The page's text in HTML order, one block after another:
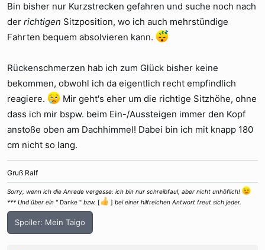
Bin bisher nur Kurzstrecken gefahren und suche noch nach
der richtigen Sitzposition, wo ich auch mehrstündige
Fahrten bequem absolvieren kann.
Rückenschmerzen hab ich zum Glück bisher keine
bekommen, obwohl ich da eigentlich recht empfindlich
reagiere.
Mir geht's eher um die richtige Sitzhöhe, ohne
dass ich mir bspw. beim Ein-/Aussteigen immer den Kopf
anstoße oben am Dachhimmel! Dabei bin ich mit knapp 180
cm nicht so lang.
Gruß Ralf
Sorry, wenn ich die Anrede vergesse: ich bin nur schreibfaul, aber nicht unhöflich!
*** Und über ein " Danke " bzw. [ ] bei einer hilfreichen Antwort freut sich jeder.
Spoiler: Mein Taigo